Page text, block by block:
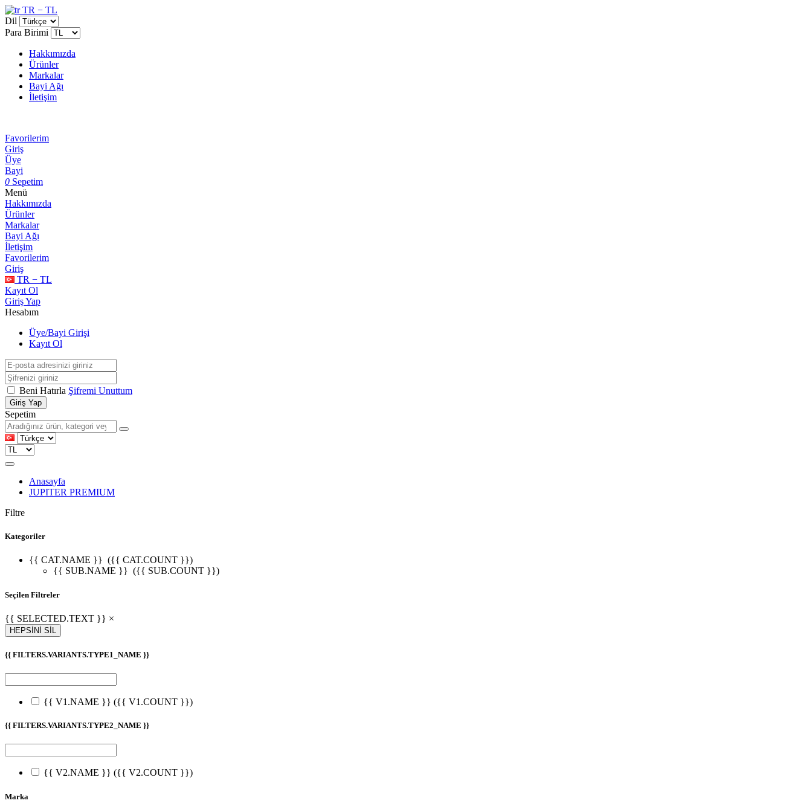
TR − TL
Dil
Para Birimi
Hakkımızda
Ürünler
Markalar
Bayi Ağı
İletişim
Favorilerim
Giriş
Üye
Bayi
0 Sepetim
Menü
Hakkımızda
Ürünler
Markalar
Bayi Ağı
İletişim
Favorilerim
Giriş
TR − TL
Kayıt Ol
Giriş Yap
Hesabım
Üye/Bayi Girişi
Kayıt Ol
Beni Hatırla Şifremi Unuttum
Giriş Yap
Sepetim
Anasayfa
JUPITER PREMIUM
Filtre
Kategoriler
{{ CAT.NAME }} ({{ CAT.COUNT }})
{{ SUB.NAME }} ({{ SUB.COUNT }})
Seçilen Filtreler
{{ SELECTED.TEXT }} ×
HEPSİNİ SİL
{{ FILTERS.VARIANTS.TYPE1_NAME }}
{{ V1.NAME }} ({{ V1.COUNT }})
{{ FILTERS.VARIANTS.TYPE2_NAME }}
{{ V2.NAME }} ({{ V2.COUNT }})
Marka